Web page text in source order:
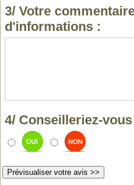
3/ Votre
d'informations :
4/ Conseilleriez-